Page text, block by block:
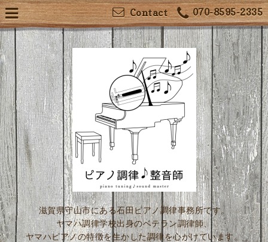
070-8595-2335
Contact
滋賀県守山市にある石田ピアノ調律事務所です。
ヤマハ調律学校出身のベテラン調律師、
ヤマハピアノの特徴を生かした調律を心がけています。